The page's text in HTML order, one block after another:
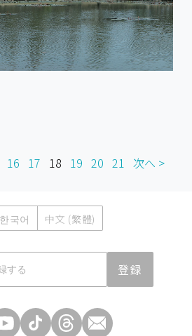
16 17 18 19 20 21 次へ >
한국어 中文 (繁體)
登録